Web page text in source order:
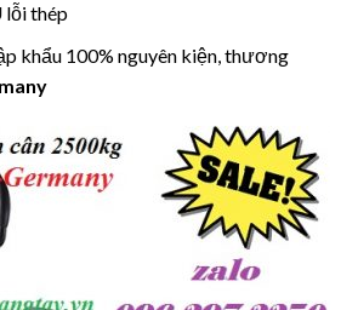
lỗi thép
khẩu 100% nguyên kiện, thương